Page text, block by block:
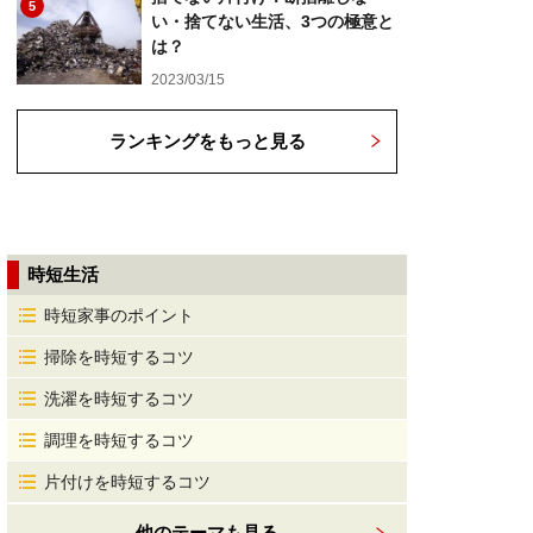
5
い・捨てない生活、3つの極意と
は？
2023/03/15
ランキングをもっと見る
時短生活
時短家事のポイント
掃除を時短するコツ
洗濯を時短するコツ
調理を時短するコツ
片付けを時短するコツ